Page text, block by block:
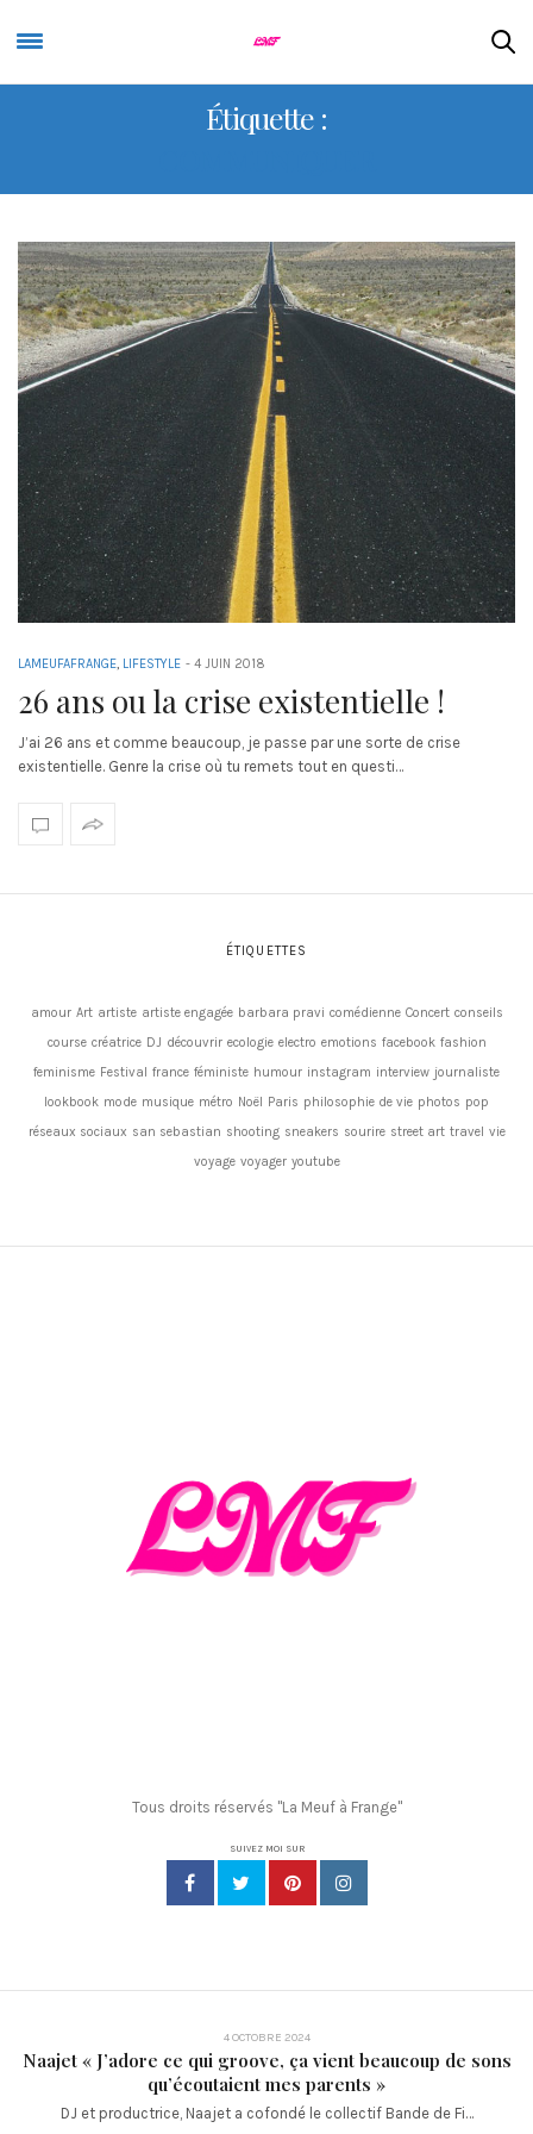
Étiquette :
LAMEUFAFRANGE, LIFESTYLE - 4 JUIN 2018
26 ans ou la crise existentielle !
J’ai 26 ans et comme beaucoup, je passe par une sorte de crise
existentielle. Genre la crise où tu remets tout en questi…
ÉTIQUETTES
amour Art artiste artiste engagée barbara pravi comédienne Concert conseils
course créatrice DJ découvrir ecologie electro emotions facebook fashion
feminisme Festival france féministe humour instagram interview journaliste
lookbook mode musique métro Noël Paris philosophie de vie photos pop
réseaux sociaux san sebastian shooting sneakers sourire street art travel vie
voyage voyager youtube
Tous droits réservés "La Meuf à Frange"
SUIVEZ MOI SUR
4 OCTOBRE 2024
Naajet « J’adore ce qui groove, ça vient beaucoup de sons
qu’écoutaient mes parents »
DJ et productrice, Naajet a cofondé le collectif Bande de Fi…